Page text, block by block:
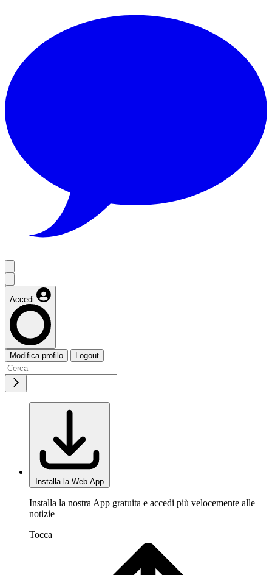
Accedi
Modifica profilo Logout
Installa la Web App
Installa la nostra App gratuita e accedi più velocemente alle
notizie
Tocca